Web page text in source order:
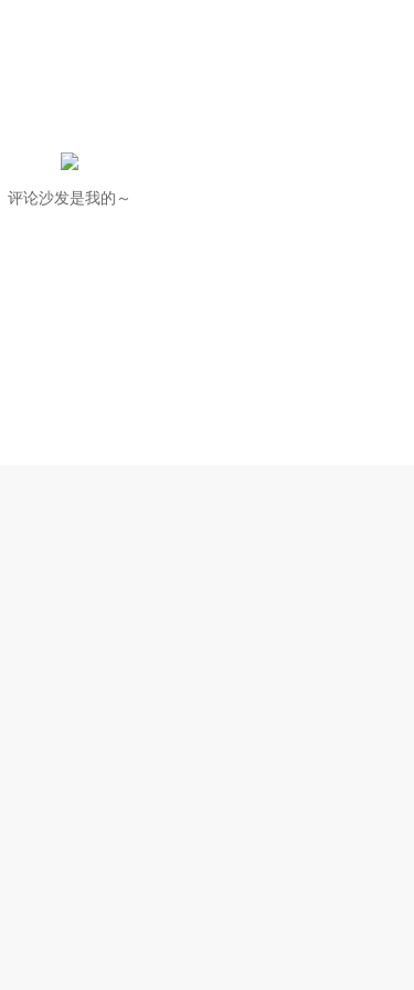
评论沙发是我的～